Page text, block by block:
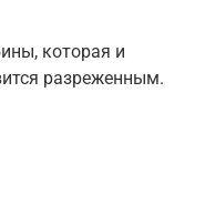
которая и
разреженным.